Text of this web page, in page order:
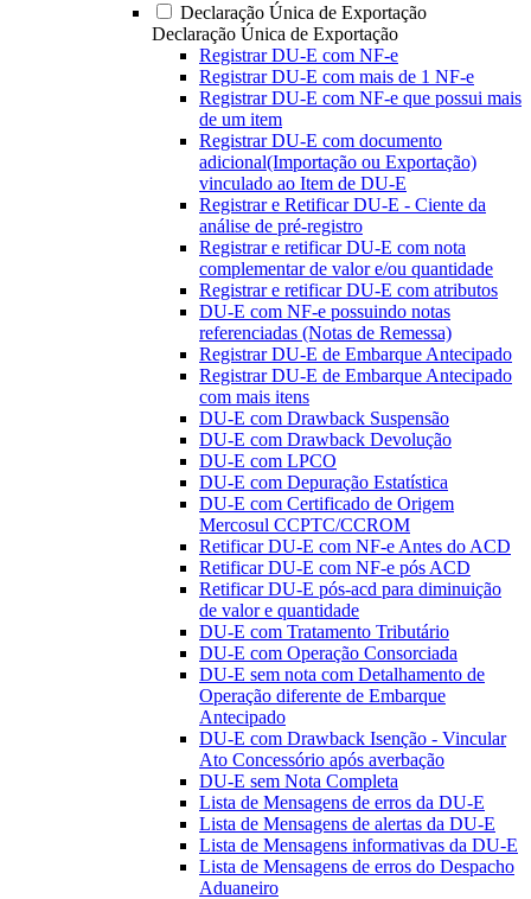
Declaração Única de Exportação
Declaração Única de Exportação
Registrar DU-E com NF-e
Registrar DU-E com mais de 1 NF-e
Registrar DU-E com NF-e que possui mais
de um item
Registrar DU-E com documento
adicional(Importação ou Exportação)
vinculado ao Item de DU-E
Registrar e Retificar DU-E - Ciente da
análise de pré-registro
Registrar e retificar DU-E com nota
complementar de valor e/ou quantidade
Registrar e retificar DU-E com atributos
DU-E com NF-e possuindo notas
referenciadas (Notas de Remessa)
Registrar DU-E de Embarque Antecipado
Registrar DU-E de Embarque Antecipado
com mais itens
DU-E com Drawback Suspensão
DU-E com Drawback Devolução
DU-E com LPCO
DU-E com Depuração Estatística
DU-E com Certificado de Origem
Mercosul CCPTC/CCROM
Retificar DU-E com NF-e Antes do ACD
Retificar DU-E com NF-e pós ACD
Retificar DU-E pós-acd para diminuição
de valor e quantidade
DU-E com Tratamento Tributário
DU-E com Operação Consorciada
DU-E sem nota com Detalhamento de
Operação diferente de Embarque
Antecipado
DU-E com Drawback Isenção - Vincular
Ato Concessório após averbação
DU-E sem Nota Completa
Lista de Mensagens de erros da DU-E
Lista de Mensagens de alertas da DU-E
Lista de Mensagens informativas da DU-E
Lista de Mensagens de erros do Despacho
Aduaneiro